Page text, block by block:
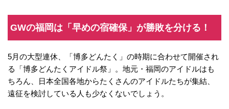
GWの福岡は「早めの宿確保」が勝敗を分ける！
5月の大型連休、「博多どんたく」の時期に合わせて開催され
る「博多どんたくアイドル祭」。地元・福岡のアイドルはも
ちろん、日本全国各地からたくさんのアイドルたちが集結、
遠征を検討している人も少なくないでしょう。